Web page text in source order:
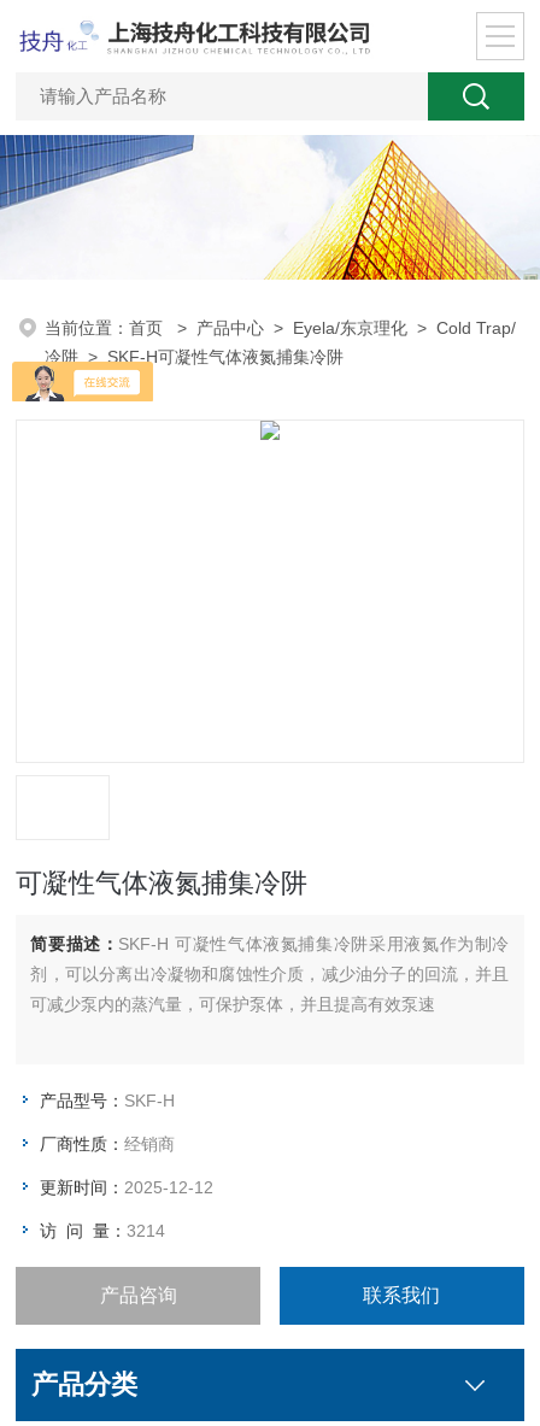
当前位置：首页 > 产品中心 > Eyela/东京理化 >Cold Trap/
冷阱 > SKF-H可凝性气体液氮捕集冷阱
可凝性气体液氮捕集冷阱
简要描述： SKF-H 可凝性气体液氮捕集冷阱采用液氮作为制冷
剂，可以分离出冷凝物和腐蚀性介质，减少油分子的回流，并且
可减少泵内的蒸汽量，可保护泵体，并且提高有效泵速
产品型号： SKF-H
厂商性质：经销商
更新时间： 2025-12-12
访 问 量：3214
产品咨询 联系我们
产品分类